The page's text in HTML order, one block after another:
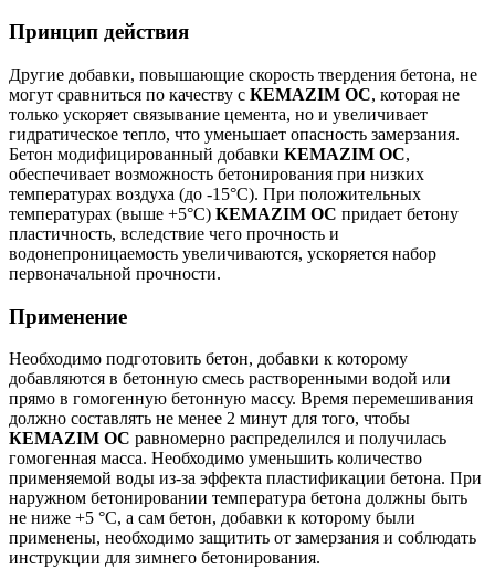
Принцип действия
Другие добавки, повышающие скорость твердения бетона, не
могут сравниться по качеству с КEMAZIM OC, которая не
только ускоряет связывание цемента, но и увеличивает
гидратическое тепло, что уменьшает опасность замерзания.
Бетон модифицированный добавки КEMAZIM OC,
обеспечивает возможность бетонирования при низких
температурах воздуха (до -15°С). При положительных
температурах (выше +5°С) КEMAZIM OC придает бетону
пластичность, вследствие чего прочность и
водонепроницаемость увеличиваются, ускоряется набор
первоначальной прочности.
Применение
Необходимо подготовить бетон, добавки к которому
добавляются в бетонную смесь растворенными водой или
прямо в гомогенную бетонную массу. Время перемешивания
должно составлять не менее 2 минут для того, чтобы
КEMAZIM OC равномерно распределился и получилась
гомогенная масса. Необходимо уменьшить количество
применяемой воды из-за эффекта пластификации бетона. При
наружном бетонировании температура бетона должны быть
не ниже +5 °С, а сам бетон, добавки к которому были
применены, необходимо защитить от замерзания и соблюдать
инструкции для зимнего бетонирования.